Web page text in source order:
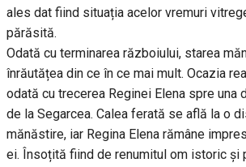
ales dat fiind situația acelor vremuri
părăsită.
Odată cu terminarea războiului, starea
înrăutățea din ce în ce mai mult. Ocazia
odată cu trecerea Reginei Elena spre una
de la Segarcea. Calea ferată se află la o
mănăstire, iar Regina Elena rămâne
ei. Însoțită fiind de renumitul om istoric și